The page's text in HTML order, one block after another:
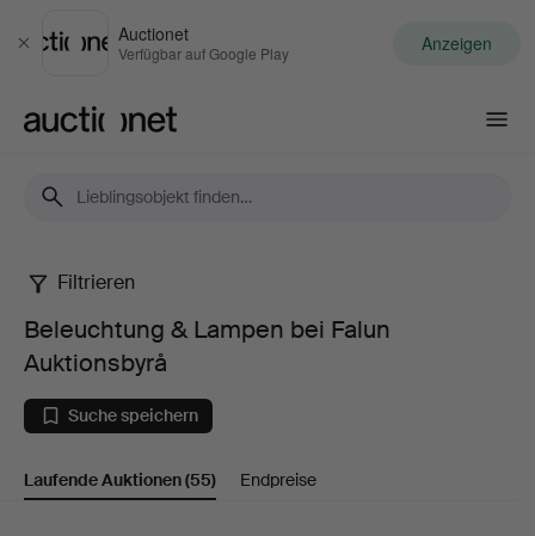
Schließen
Auctionet
Verfügbar auf Google Play Anzeigen
Beleuchtung
Lampen
bei
Filtrieren
Beleuchtung & Lampen bei Falun
Auktionsbyrå
Suche speichern
Laufende Auktionen(55) Endpreise